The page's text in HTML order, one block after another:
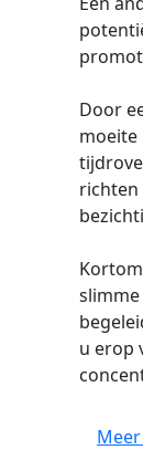
Door
moeite
richten
slimme
u erop